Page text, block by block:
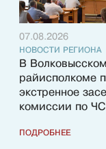
07.08.2026
НОВОСТИ РЕГИОНА
В Волковысском
райисполкоме
экстренное
комиссии по ЧС
ПОДРОБНЕЕ